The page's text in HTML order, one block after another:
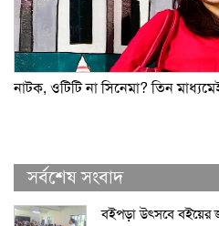
নাটক, ওটিটি না সিনেমা? তিন
সর্বশেষ সংবাদ
বইপড়া উৎসবে বইয়ের